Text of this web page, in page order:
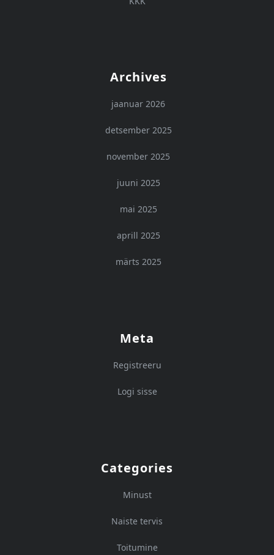
Archives
jaanuar 2026
detsember 2025
november 2025
juuni 2025
mai 2025
aprill 2025
märts 2025
Meta
Registreeru
Logi sisse
Categories
Minust
Naiste tervis
Toitumine